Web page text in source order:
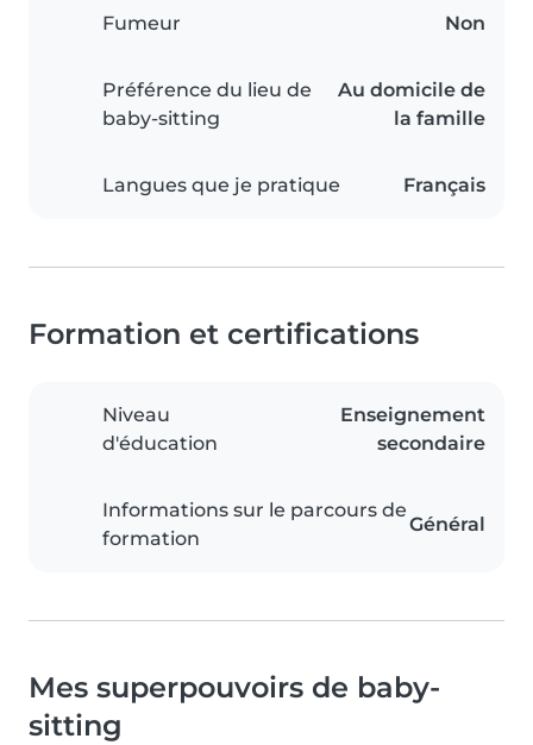
Fumeur Non
Préférence du lieu de
baby-sitting
Au domicile de
la famille
Langues que je pratique Français
Formation et certifications
Niveau
d'éducation
Enseignement
secondaire
Informations sur le parcours de
formation
Général
Mes superpouvoirs de baby-
sitting